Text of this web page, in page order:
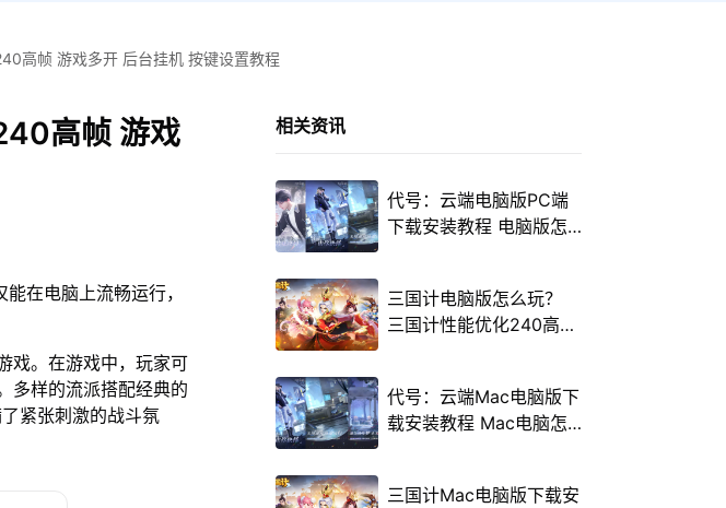
高帧 游戏多开 后台挂机 按键设置教程
高帧 游戏
在电脑上流畅运行，
戏。在游戏中，玩家可
多样的流派搭配经典的
紧张刺激的战斗氛
相关资讯
代号：云端电脑版PC端
下载安装教程 电脑版怎
三国计电脑版怎么玩？
三国计性能优化240高帧
代号：云端Mac电脑版下
载安装教程 Mac电脑怎
三国计Mac电脑版下载安